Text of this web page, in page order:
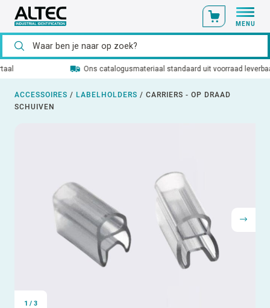
MENU
Ons catalogusmateriaal standaard uit voorraad leverbaar
ACCESSOIRES / LABELHOLDERS / CARRIERS - OP DRAAD
SCHUIVEN
1 / 3